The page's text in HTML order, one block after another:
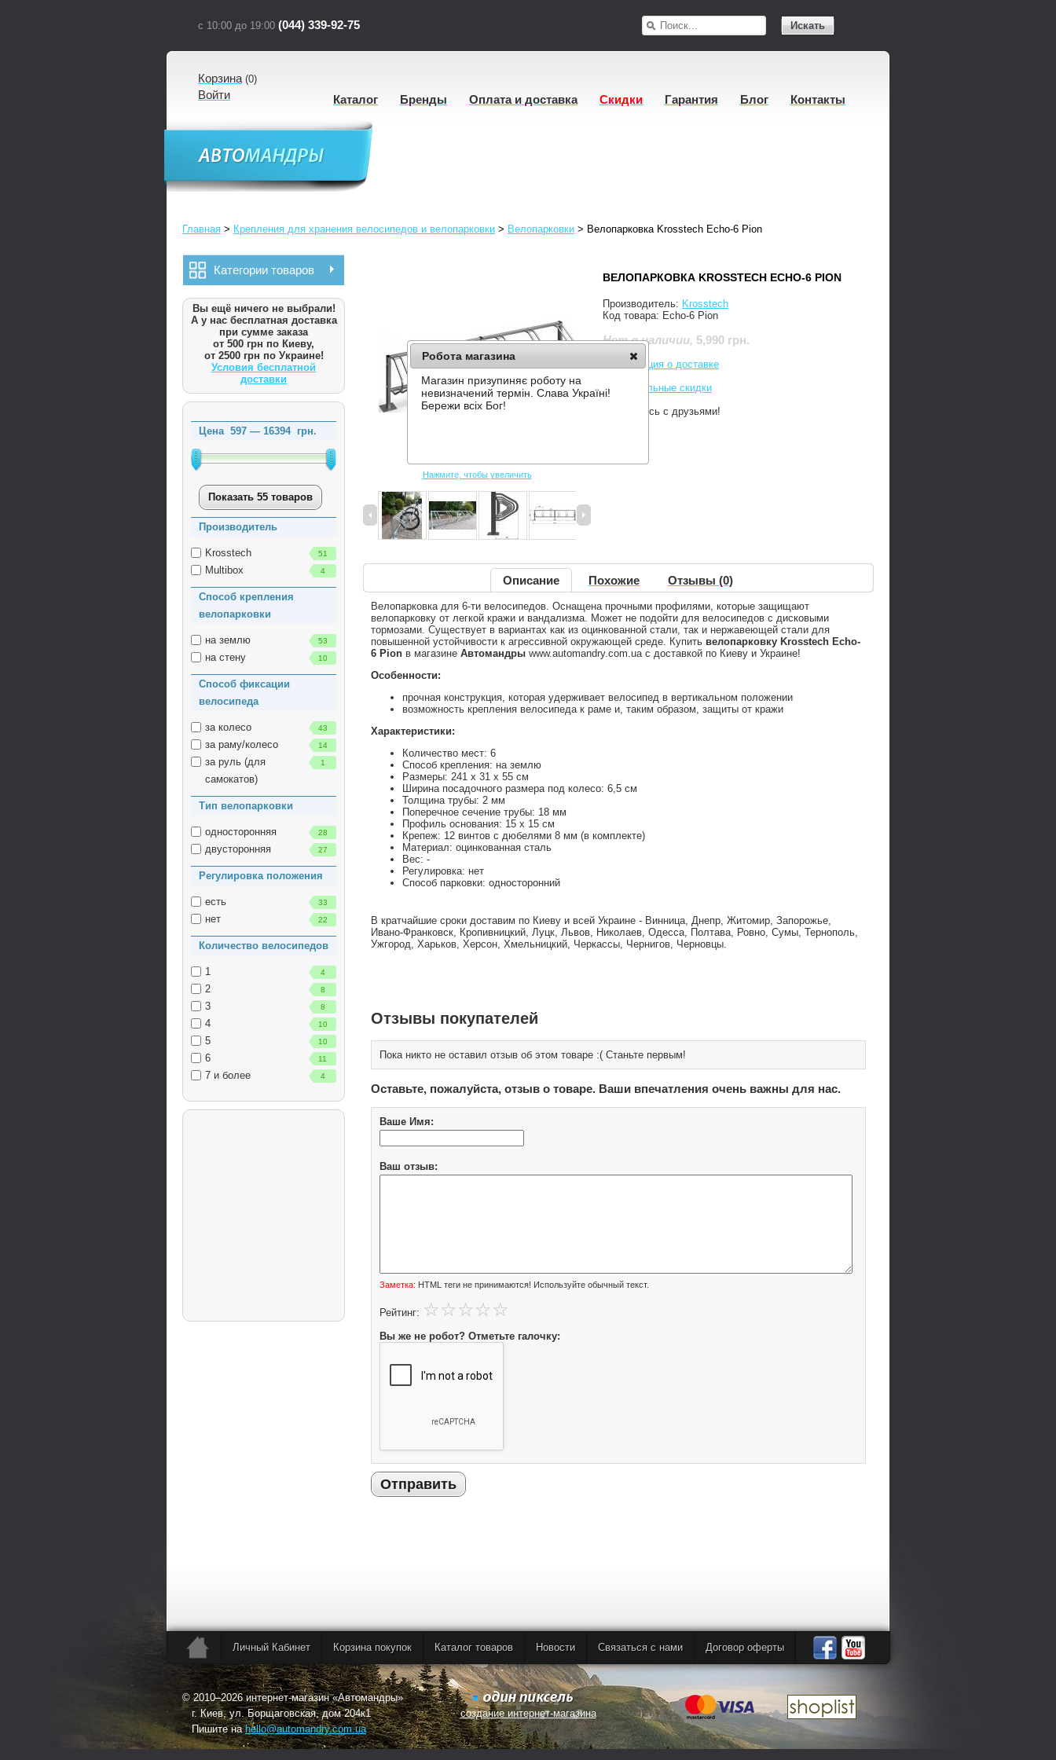
с 10:00 до 19:00 (044) 339-92-75 Искать
Корзина(0)
Войти Каталог Бренды Оплата и доставка Скидки Гарантия Блог Контакты
Главная > Крепления для хранения велосипедов и велопарковки > Велопарковки > Велопарковка Krosstech Echo-6 Pion
Категории товаров
Вы ещё ничего не выбрали!
А у нас бесплатная доставка
при сумме заказа
от 500 грн по Киеву,
от 2500 грн по Украине!
Условия бесплатной
доставки
Цена 597 — 16394грн.
Показать 55 товаров
Производитель
Krosstech 51
Multibox 4
Способ крепления
велопарковки
на землю 53
на стену 10
Способ фиксации
велосипеда
за колесо 43
за раму/колесо 14
за руль (для
самокатов)
1
Тип велопарковки
односторонняя 28
двусторонняя 27
Регулировка положения
есть 33
нет 22
Количество велосипедов
1 4
2 8
3 8
4 10
5 10
6 11
7 и более 4
Нажмите, чтобы увеличить
ВЕЛОПАРКОВКА KROSSTECH ECHO-6 PION
Производитель: Krosstech
Код товара: Echo-6 Pion
Нет в наличии, 5,990 грн.
Информация о доставке
Накопительные скидки
Поделитесь с друзьями!
Описание Похожие Отзывы (0)
Велопарковка для 6-ти велосипедов. Оснащена прочными профилями, которые защищают
велопарковку от легкой кражи и вандализма. Может не подойти для велосипедов с дисковыми
тормозами. Существует в вариантах как из оцинкованной стали, так и нержавеющей стали для
повышенной устойчивости к агрессивной окружающей среде. Купить велопарковку Krosstech Echo-
6 Pion в магазине Автомандры www.automandry.com.ua с доставкой по Киеву и Украине!
Особенности:
прочная конструкция, которая удерживает велосипед в вертикальном положении
возможность крепления велосипеда к раме и, таким образом, защиты от кражи
Характеристики:
Количество мест: 6
Способ крепления: на землю
Размеры: 241 х 31 х 55 см
Ширина посадочного размера под колесо: 6,5 см
Толщина трубы: 2 мм
Поперечное сечение трубы: 18 мм
Профиль основания: 15 x 15 см
Крепеж: 12 винтов с дюбелями 8 мм (в комплекте)
Материал: оцинкованная сталь
Вес: -
Регулировка: нет
Способ парковки: односторонний
В кратчайшие сроки доставим по Киеву и всей Украине - Винница, Днепр, Житомир, Запорожье,
Ивано-Франковск, Кропивницкий, Луцк, Львов, Николаев, Одесса, Полтава, Ровно, Сумы, Тернополь,
Ужгород, Харьков, Херсон, Хмельницкий, Черкассы, Чернигов, Черновцы.
Отзывы покупателей
Пока никто не оставил отзыв об этом товаре :( Станьте первым!
Оставьте, пожалуйста, отзыв о товаре. Ваши впечатления очень важны для нас.
Ваше Имя:
Ваш отзыв:
Заметка: HTML теги не принимаются! Используйте обычный текст.
Рейтинг:
Вы же не робот? Отметьте галочку:
Отправить
Личный Кабинет Корзина покупок Каталог товаров Новости Связаться с нами
Договор оферты
Автомандры
Автомандры
Робота магазина
Магазин призупиняє роботу на
невизначений термін. Слава Україні!
Бережи всіх Бог!
© 2010–2026 интернет-магазин «Автомандры»
г. Киев, ул. Борщаговская, дом 204к1
Пишите наhello@automandry.com.ua
создание интернет-магазина